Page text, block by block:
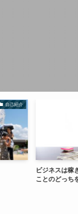
自己紹介
ビジネスは稼ぎ
ことのどっちを